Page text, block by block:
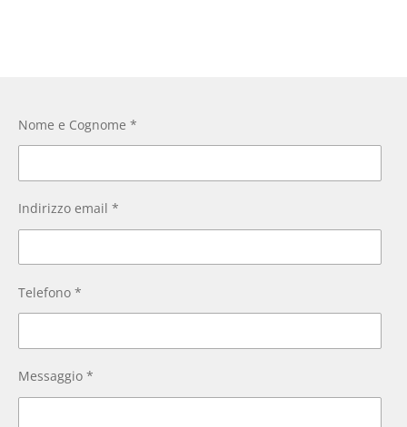
Nome e Cognome *
Indirizzo email *
Telefono *
Messaggio *